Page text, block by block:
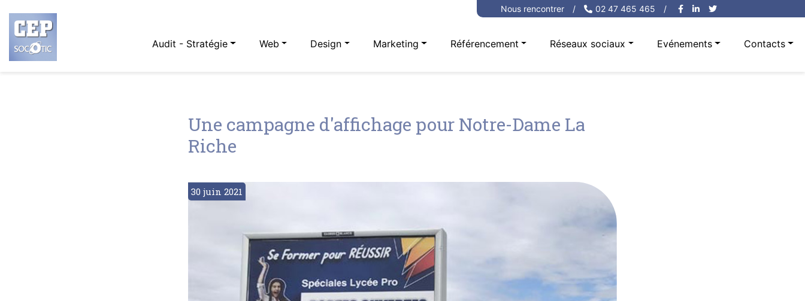
Nous rencontrer / 02 47 465 465 /
Audit - Stratégie Web Design Marketing Référencement Réseaux sociaux Evénements Contacts
Une campagne d'affichage pour Notre-Dame La
Riche
30 juin 2021